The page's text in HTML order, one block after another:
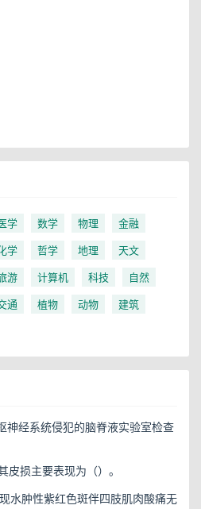
学 数学 物理
金融
学 哲学 地理
天文
游 计算机 科技
自然
通 植物 动物
建筑
神经系统侵犯的脑脊液实验室检查
损主要表现为（）。
水肿性紫红色斑伴四肢肌肉酸痛无